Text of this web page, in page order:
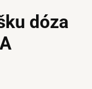
dóza